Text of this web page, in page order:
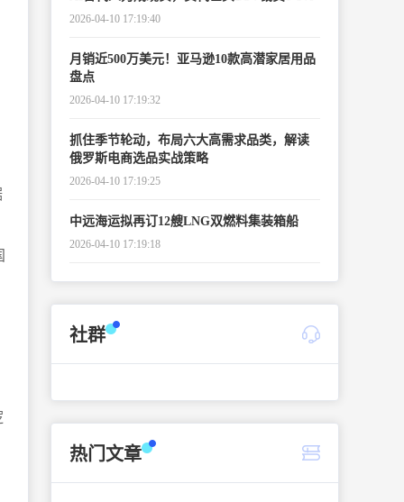
2026-04-10 17:19:40
月销近500万美元！亚马逊10款高潜家居用品
盘点
2026-04-10 17:19:32
抓住季节轮动，布局六大高需求品类，解读
俄罗斯电商选品实战策略
2026-04-10 17:19:25
中远海运拟再订12艘LNG双燃料集装箱船
2026-04-10 17:19:18
社群
热门文章